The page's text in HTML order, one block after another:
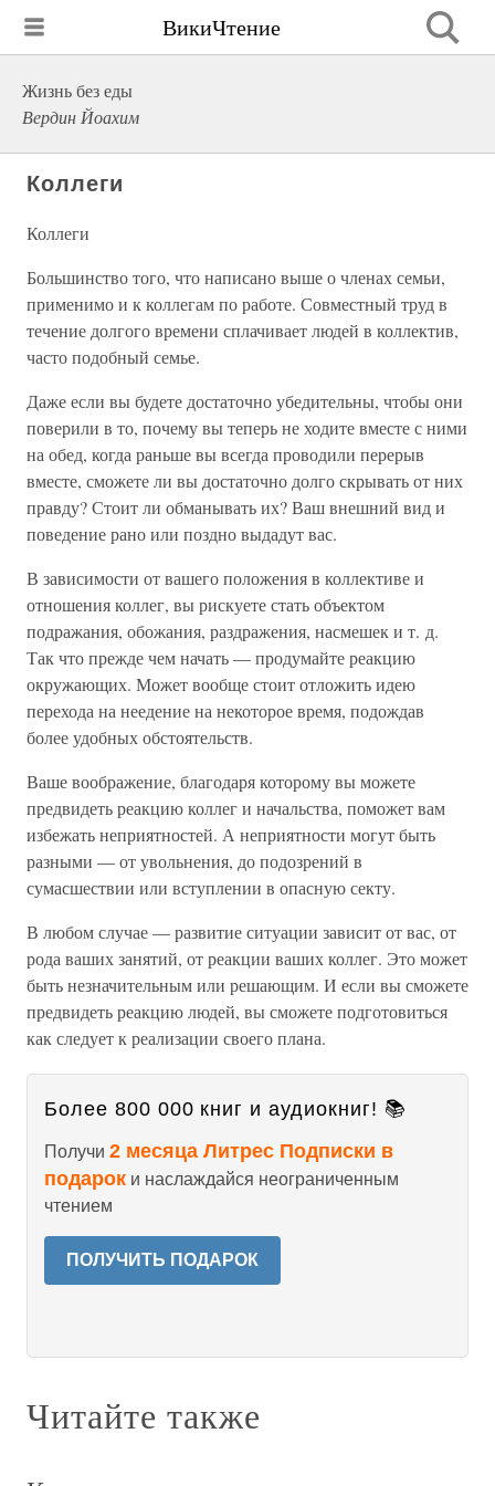
ВикиЧтение
Жизнь без еды
Вердин Йоахим
Коллеги
Коллеги
Большинство того, что написано выше о членах семьи,
применимо и к коллегам по работе. Совместный труд в
течение долгого времени сплачивает людей в коллектив,
часто подобный семье.
Даже если вы будете достаточно убедительны, чтобы они
поверили в то, почему вы теперь не ходите вместе с ними
на обед, когда раньше вы всегда проводили перерыв
вместе, сможете ли вы достаточно долго скрывать от них
правду? Стоит ли обманывать их? Ваш внешний вид и
поведение рано или поздно выдадут вас.
В зависимости от вашего положения в коллективе и
отношения коллег, вы рискуете стать объектом
подражания, обожания, раздражения, насмешек и т. д.
Так что прежде чем начать — продумайте реакцию
окружающих. Может вообще стоит отложить идею
перехода на неедение на некоторое время, подождав
более удобных обстоятельств.
Ваше воображение, благодаря которому вы можете
предвидеть реакцию коллег и начальства, поможет вам
избежать неприятностей. А неприятности могут быть
разными — от увольнения, до подозрений в
сумасшествии или вступлении в опасную секту.
В любом случае — развитие ситуации зависит от вас, от
рода ваших занятий, от реакции ваших коллег. Это может
быть незначительным или решающим. И если вы сможете
предвидеть реакцию людей, вы сможете подготовиться
как следует к реализации своего плана.
Более 800 000 книг и аудиокниг! 📚
Получи 2 месяца Литрес Подписки в
подарок и наслаждайся неограниченным
чтением
ПОЛУЧИТЬ ПОДАРОК
Читайте также